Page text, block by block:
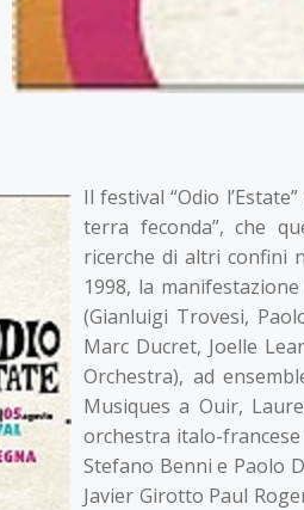
Il festival “Odio
terra feconda”, che
ricerche di altri confini
1998, la
(Gianluigi Trovesi,
Marc Ducret, Joelle
Orchestra), ad
Musiques a Ouir,
orchestra italo-
Stefano Benni e Paolo
Javier Girotto Paul